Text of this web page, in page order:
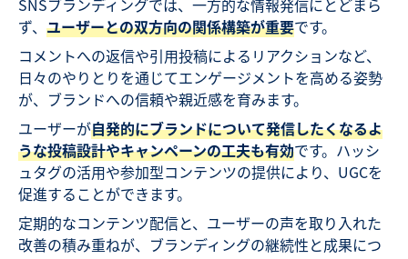
SNSブランディングでは、一方的な情報発信にとどまら
ず、 ユーザーとの双方向の関係構築が重要です。
コメントへの返信や引用投稿によるリアクションなど、
日々のやりとりを通じてエンゲージメントを高める姿勢
が、ブランドへの信頼や親近感を育みます。
ユーザーが自発的にブランドについて発信したくなるよ
うな投稿設計やキャンペーンの工夫も有効です。ハッシ
ュタグの活用や参加型コンテンツの提供により、UGCを
促進することができます。
定期的なコンテンツ配信と、ユーザーの声を取り入れた
改善の積み重ねが、ブランディングの継続性と成果につ